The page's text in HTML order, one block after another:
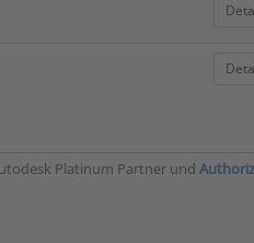
Platinum Partner und